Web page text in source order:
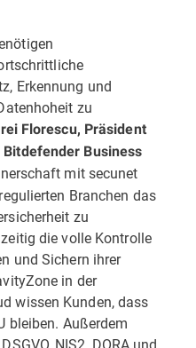
Erkennung und
zu
Florescu, Präsident
Business
mit secunet
Branchen das
zu
die volle Kontrolle
und Sichern ihrer
in der
wissen Kunden, dass
bleiben. Außerdem
NIS2, DORA und